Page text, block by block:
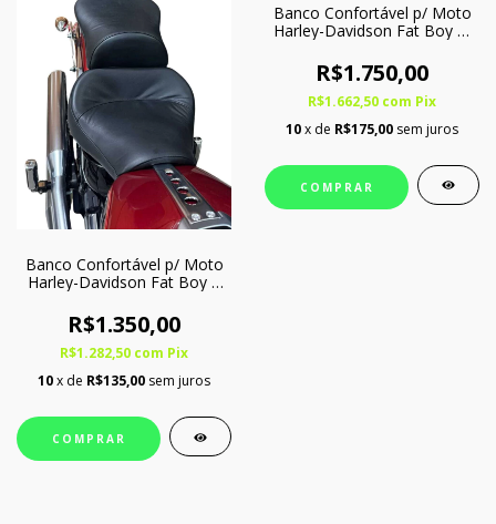
Banco Confortável p/ Moto
Harley-Davidson Fat Boy A
R$1.350,00
R$1.282,50 com Pix
10x de R$135,00 sem juros
COMPRAR
Banco Confortável p/ Moto
Harley-Davidson Fat Boy c/
R$1.750,00
R$1.662,50 com Pix
10x de R$175,00 sem juros
COMPRAR